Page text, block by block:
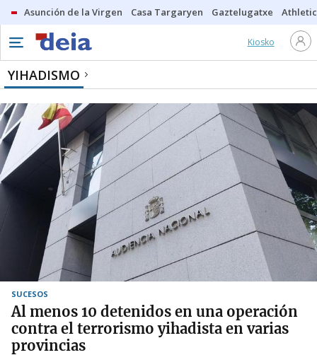
Asunción de la Virgen Casa Targaryen Gaztelugatxe Athletic
Kiosko
YIHADISMO
SUCESOS
Al menos 10 detenidos en una operación
contra el terrorismo yihadista en varias
provincias